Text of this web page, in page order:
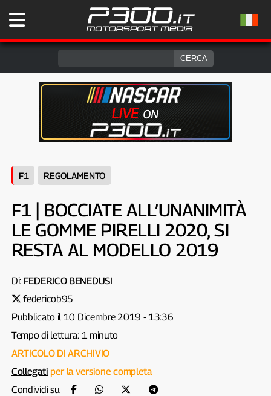
F1 REGOLAMENTO
F1 | BOCCIATE ALL’UNANIMITÀ
LE GOMME PIRELLI 2020, SI
RESTA AL MODELLO 2019
Di: FEDERICO BENEDUSI
federicob95
Pubblicato il 10 Dicembre 2019 - 13:36
Tempo di lettura: 1 minuto
ARTICOLO DI ARCHIVIO
Collegati per la versione completa
Condividi su